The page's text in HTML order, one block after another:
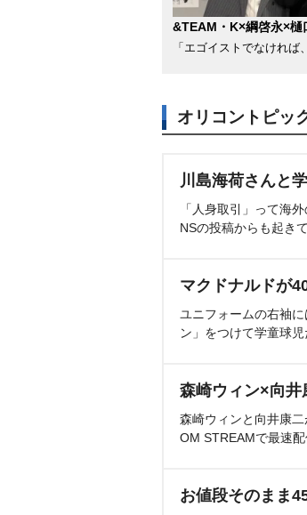
&TEAM・K×綱啓永×樋
「エゴイストでなければ
オリコントピッ
川島海荷さんと
「人身取引」って海
NSの投稿からも起き
マクドナルドが
ユニフォームの右袖
ン」をつけて学童球
森崎ウィン×向井
森崎ウィンと向井康
OM STREAMで最速
お値段そのまま